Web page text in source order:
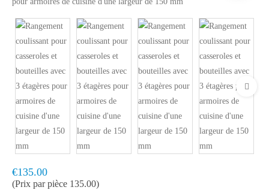
Livraison rapide, en 1 à 2 jours ouvrés
€135.00
(Prix par pièce 135.00)